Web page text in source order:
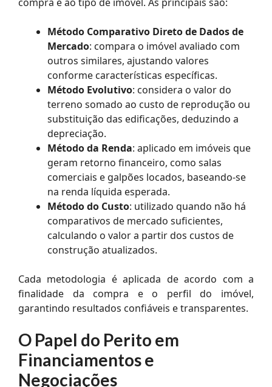
Método Comparativo Direto de Dados de
Mercado: compara o imóvel avaliado com
outros similares, ajustando valores
conforme características específicas.
Método Evolutivo: considera o valor do
terreno somado ao custo de reprodução ou
substituição das edificações, deduzindo a
depreciação.
Método da Renda: aplicado em imóveis que
geram retorno financeiro, como salas
comerciais e galpões locados, baseando-se
na renda líquida esperada.
Método do Custo: utilizado quando não há
comparativos de mercado suficientes,
calculando o valor a partir dos custos de
construção atualizados.
Cada metodologia é aplicada de acordo com a
finalidade da compra e o perfil do imóvel,
garantindo resultados confiáveis e transparentes.
O Papel do Perito em
Financiamentos e
Negociações